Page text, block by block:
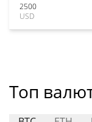
2500
USD
Топ